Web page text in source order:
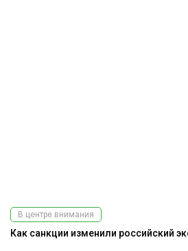
В центре внимания
Как санкции изменили российский